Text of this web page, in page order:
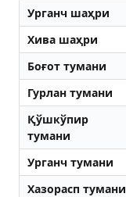
Урганч шаҳри
Хива шаҳри
Боғот тумани
Гурлан тумани
Қўшкўпир
тумани
Урганч тумани
Хазорасп тумани